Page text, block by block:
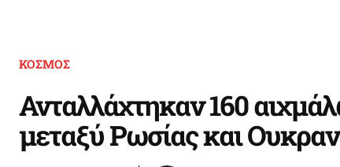
ΚΟΣΜΟΣ
Ανταλλάχτηκαν 160
μεταξύ Ρωσίας και